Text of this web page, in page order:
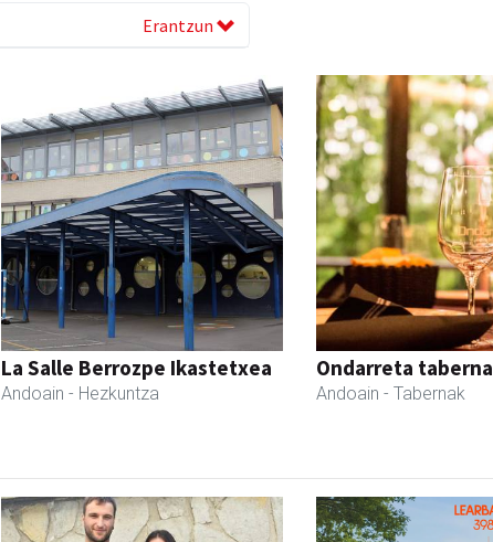
Erantzun
La Salle Berrozpe Ikastetxea
Andoain - Hezkuntza
Ondarreta taberna
Andoain - Tabernak